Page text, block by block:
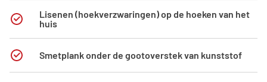
Lisenen (hoekverzwaringen) op de hoeken van het
huis
Smetplank onder de gootoverstek van kunststof